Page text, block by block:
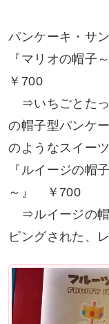
パンケーキ・サ
『マリオの帽子
￥700
⇒いちごとたっ
の帽子型パンケ
のようなスイー
『ルイージの帽
～』 ￥700
⇒ルイージの帽
ピングされた、